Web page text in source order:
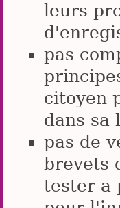
leurs
pas
citoyen
dans sa
pas de
brevets
tester a